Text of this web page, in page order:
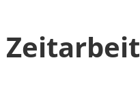
Zeitarbeit